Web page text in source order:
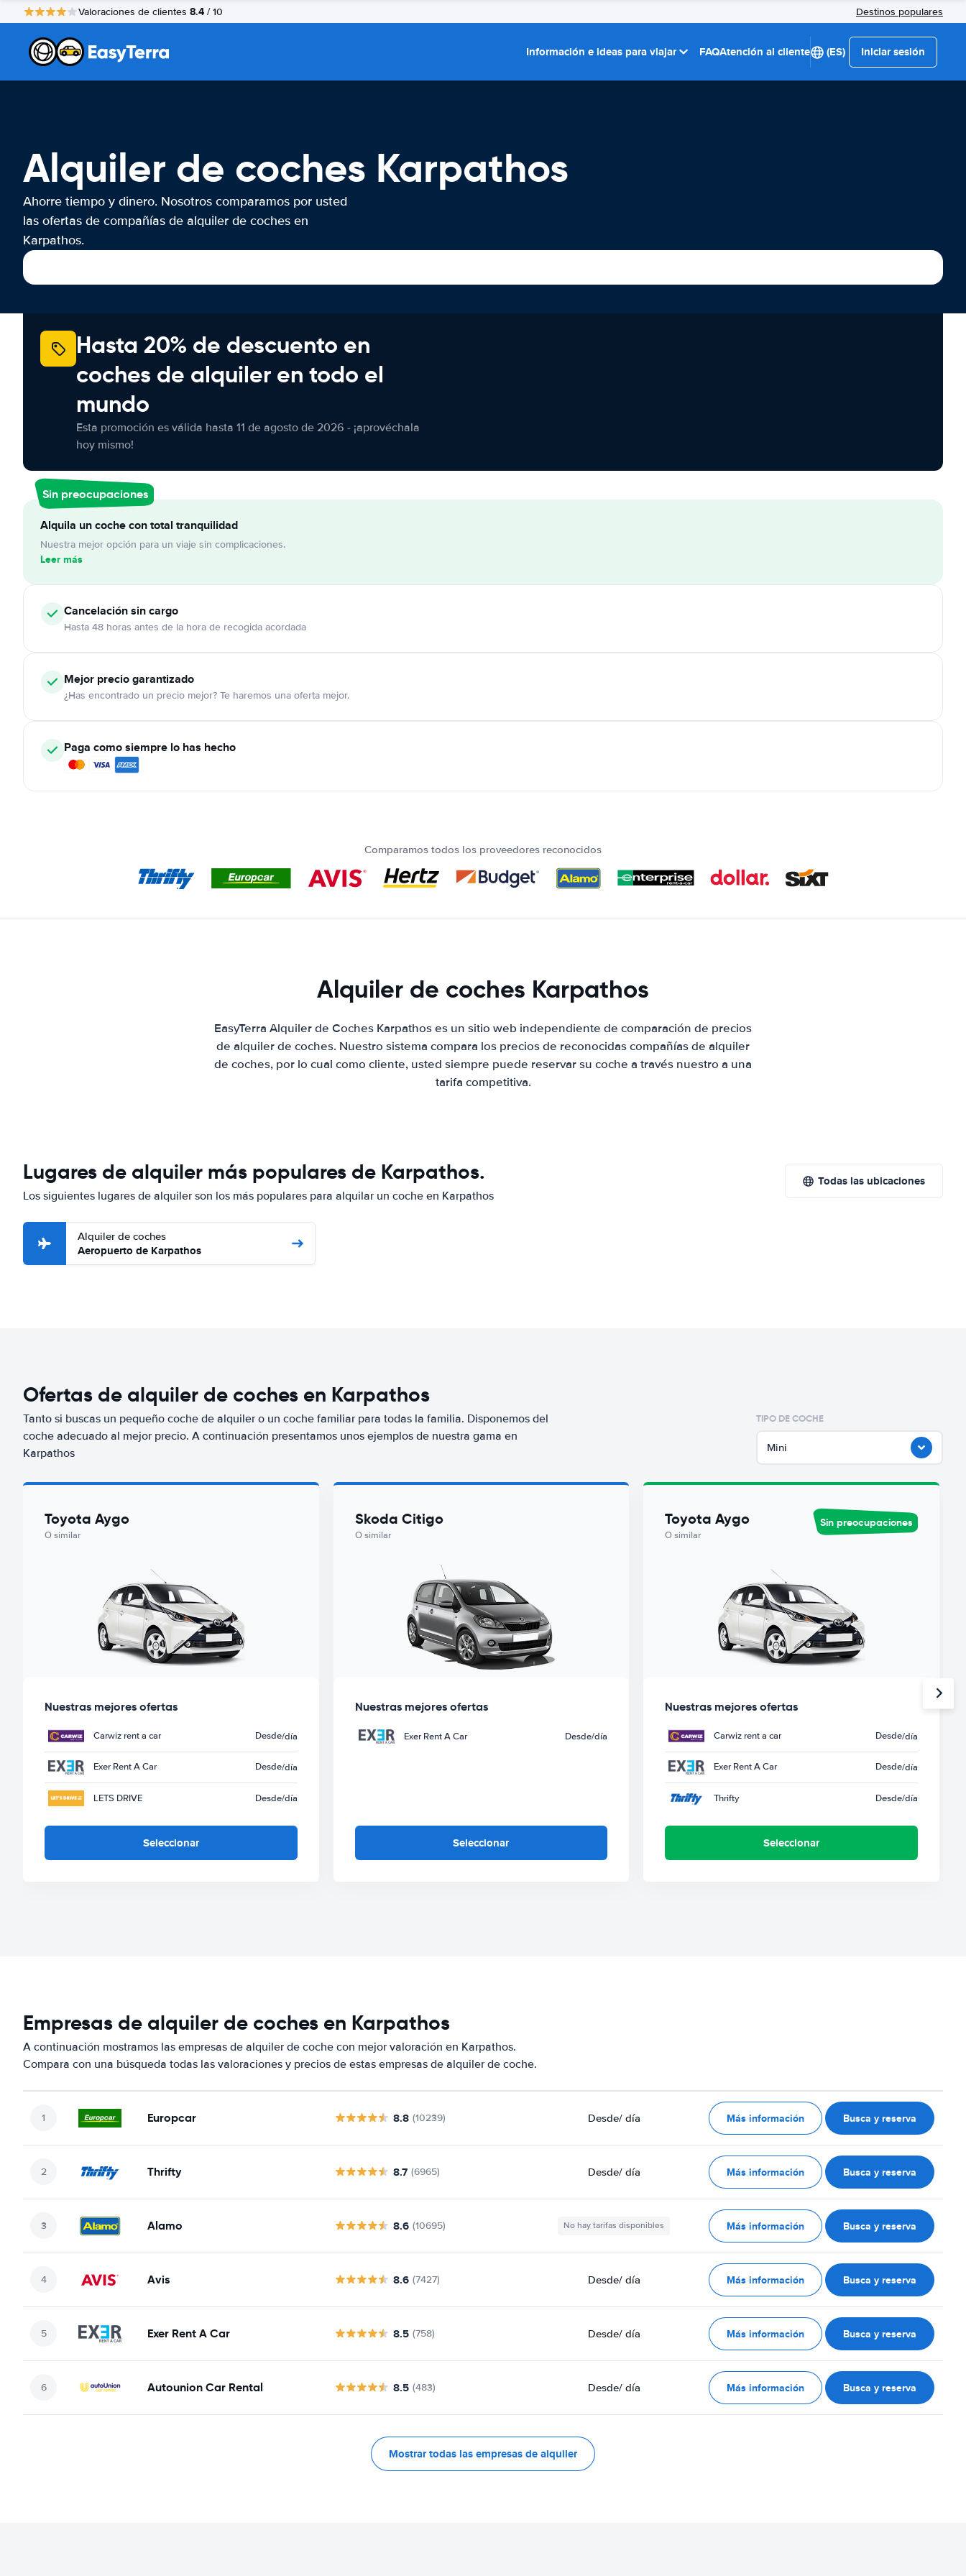
Valoraciones de clientes 8.4 / 10 Destinos populares
Información e ideas para viajar FAQAtención al cliente (ES) Iniciar sesión
Alquiler de coches Karpathos
Ahorre tiempo y dinero. Nosotros comparamos por usted
las ofertas de compañías de alquiler de coches en
Karpathos.
Hasta 20% de descuento en
coches de alquiler en todo el
mundo
Esta promoción es válida hasta 11 de agosto de 2026 - ¡aprovéchala
hoy mismo!
Sin preocupaciones
Alquila un coche con total tranquilidad
Nuestra mejor opción para un viaje sin complicaciones.
Leer más
Cancelaciónsin cargo
Hasta 48 horas antes de la hora de recogida acordada
Mejor precio garantizado
¿Has encontrado un precio mejor? Te haremos una oferta mejor.
Paga como siempre lo has hecho
Comparamos todos los proveedores reconocidos
Alquiler de coches Karpathos
EasyTerra Alquiler de Coches Karpathos es un sitio web independiente de comparación de precios
de alquiler de coches. Nuestro sistema compara los precios de reconocidas compañías de alquiler
de coches, por lo cual como cliente, usted siempre puede reservar su coche a través nuestro a una
tarifa competitiva.
Lugares de alquiler más populares de Karpathos.
Los siguientes lugares de alquiler son los más populares para alquilar un coche en Karpathos
Todas las ubicaciones
Alquiler de coches
Aeropuerto de Karpathos
Ofertas de alquiler de coches en Karpathos
Tanto si buscas un pequeño coche de alquiler o un coche familiar para todas la familia. Disponemos del
coche adecuado al mejor precio. A continuación presentamos unos ejemplos de nuestra gama en
Karpathos
TIPO DE COCHE
Mini
Toyota Aygo
O similar
Nuestras mejores ofertas
Carwiz rent a car Desde/día
Exer Rent A Car Desde/día
LETS DRIVE Desde/día
Seleccionar
Skoda Citigo
O similar
Nuestras mejores ofertas
Exer Rent A Car Desde/día
Seleccionar
Toyota Aygo
O similar
Sin preocupaciones
Nuestras mejores ofertas
Carwiz rent a car Desde/día
Exer Rent A Car Desde/día
Thrifty Desde/día
Seleccionar
Empresas de alquiler de coches en Karpathos
A continuación mostramos las empresas de alquiler de coche con mejor valoración en Karpathos.
Compara con una búsqueda todas las valoraciones y precios de estas empresas de alquiler de coche.
Europcar 8.8 (10239) Desde/ día Más información Busca y reserva
Thrifty 8.7 (6965) Desde/ día Más información Busca y reserva
Alamo 8.6 (10695) No hay tarifas disponibles Más información Busca y reserva
Avis 8.6 (7427) Desde/ día Más información Busca y reserva
Exer Rent A Car 8.5 (758) Desde/ día Más información Busca y reserva
Autounion Car Rental 8.5 (483) Desde/ día Más información Busca y reserva
Mostrar todas las empresas de alquiler